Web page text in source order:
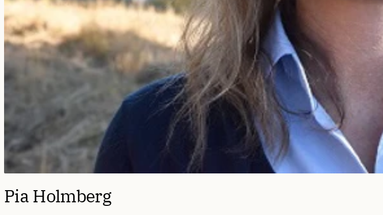
Pia Holmberg